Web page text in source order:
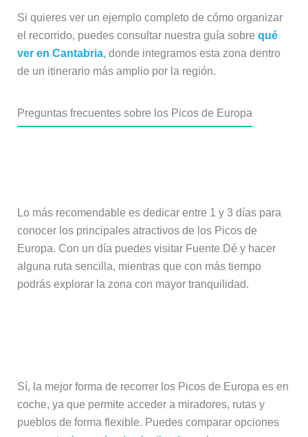
Si quieres ver un ejemplo completo de cómo organizar
el recorrido, puedes consultar nuestra guía sobre qué
ver en Cantabria, donde integramos esta zona dentro
de un itinerario más amplio por la región.
Preguntas frecuentes sobre los Picos de Europa
Lo más recomendable es dedicar entre 1 y 3 días para
conocer los principales atractivos de los Picos de
Europa. Con un día puedes visitar Fuente Dé y hacer
alguna ruta sencilla, mientras que con más tiempo
podrás explorar la zona con mayor tranquilidad.
Sí, la mejor forma de recorrer los Picos de Europa es en
coche, ya que permite acceder a miradores, rutas y
pueblos de forma flexible. Puedes comparar opciones